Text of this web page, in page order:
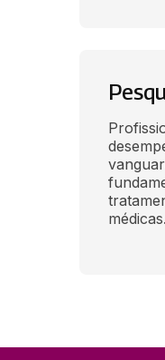
médicas.